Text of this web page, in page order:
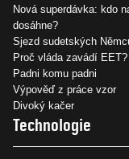
Nová superdávka: kdo
dosáhne?
Sjezd sudetských
Proč vláda zavádí EET?
Padni komu padni
Výpověď z práce vzor
Divoký kačer
Technologie